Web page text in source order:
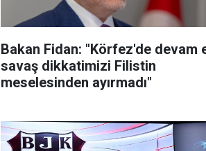
Bakan Fidan: "Körfez'de devam
savaş dikkatimizi Filistin
meselesinden ayırmadı"